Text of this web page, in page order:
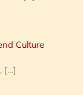
Culture
[…]